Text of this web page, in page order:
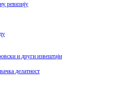
ревизију
и други извештаји
делатност